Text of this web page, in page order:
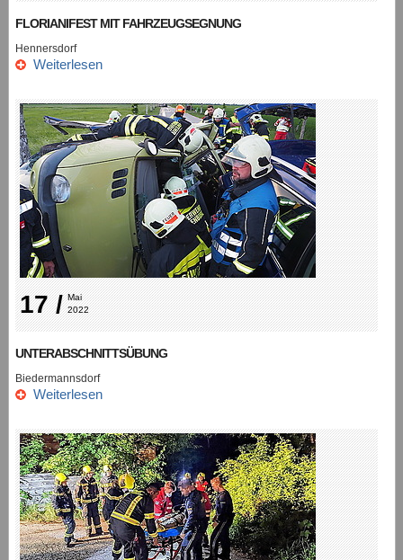
FLORIANIFEST MIT FAHRZEUGSEGNUNG
Hennersdorf
Weiterlesen
17 / Mai
2022
UNTERABSCHNITTSÜBUNG
Biedermannsdorf
Weiterlesen